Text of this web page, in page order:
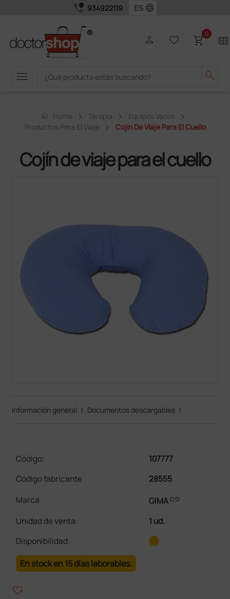
call_quality 934922119 language
menu search
person favorite_border shopping_cart0 two_pager
home Home Terapia
Equipos Varios
Productos Para El Viaje
Cojín De Viaje Para El Cuello
Cojín de viaje para el cuello
Información general | Documentos descargables |
Código:
107777
Código fabricante
28555
Marca
GIMAlink
Unidad de venta:
1 ud.
Disponibilidad:
En stock en 15 días laborables.
heart_plus